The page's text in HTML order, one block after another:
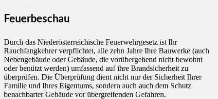
Feuerbeschau
Durch das Niederösterreichische Feuerwehrgesetz ist Ihr
Rauchfangkehrer verpflichtet, alle zehn Jahre Ihre Bauwerke (auch
Nebengebäude oder Gebäude, die vorübergehend nicht bewohnt
oder benützt werden) umfassend auf ihre Brandsicherheit zu
überprüfen. Die Überprüfung dient nicht nur der Sicherheit Ihrer
Familie und Ihres Eigentums, sondern auch auch dem Schutz
benachbarter Gebäude vor übergreifenden Gefahren.